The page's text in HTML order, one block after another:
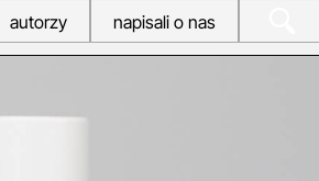
momentu złożenia.
przeczytaj więcej
autorzy napisali o nas